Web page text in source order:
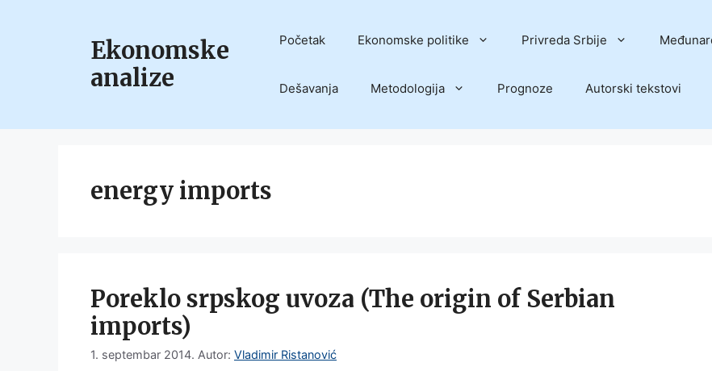
Ekonomske
analize
Početak Ekonomske politike Privreda Srbije
Dešavanja Metodologija Prognoze Autorski tekstovi
energy imports
Poreklo srpskog uvoza (The origin of Serbian
imports)
1. septembar 2014. Autor: Vladimir Ristanović